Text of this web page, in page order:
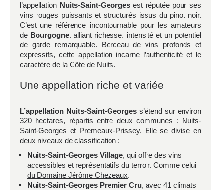
l’appellation Nuits-Saint-Georgesest réputée pour ses
vins rouges puissants et structurés issus du pinot noir.
C’est une référence incontournable pour les amateurs
de Bourgogne, alliant richesse, intensité et un potentiel
de garde remarquable. Berceau de vins profonds et
expressifs, cette appellation incarne l’authenticité et le
caractère de la Côte de Nuits.
Une appellation riche et variée
L’appellation Nuits-Saint-Georges s’étend sur environ
320 hectares, répartis entre deux communes :
Nuits-
Saint-Georges et Premeaux-Prissey. Elle se divise en
deux niveaux de classification :
Nuits-Saint-Georges Village, qui offre des vins
accessibles et représentatifs du terroir. Comme celui
du Domaine Jérôme Chezeaux.
Nuits-Saint-Georges Premier Cru, avec 41 climats